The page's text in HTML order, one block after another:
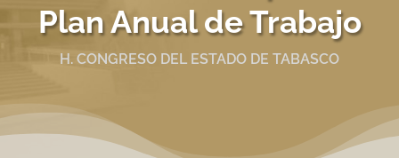
Plan Anual de Trabajo
H. CONGRESO DEL ESTADO DE TABASCO